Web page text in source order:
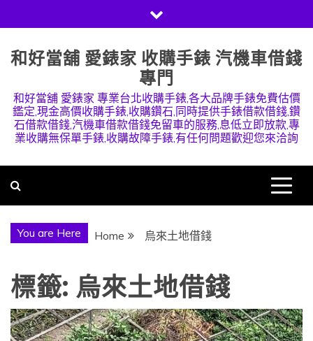
to
content
和好當舖 愛錶家 收購手錶 汽機車借錢
專門
和好當舖 愛錶家 專業台北收購手錶,各大品牌手錶免費估價
鑑定,現金高價收購手錶,收購鑽石,同時提供手錶借款借錢,鑽
石借款借錢,汽機車借款借錢免留車的服務,息低立即放款,專
業收購無保單手錶,收購故障手錶,有任何問題歡迎您來洽詢
You are Here Home 烏來土地借錢
標籤: 烏來土地借錢